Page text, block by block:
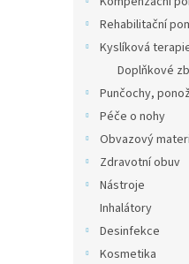
Rehabilitační
Kyslíková
Doplňkové
Punčochy,
Péče o nohy
Obvazový
Zdravotní obuv
Nástroje
Inhalátory
Desinfekce
Kosmetika